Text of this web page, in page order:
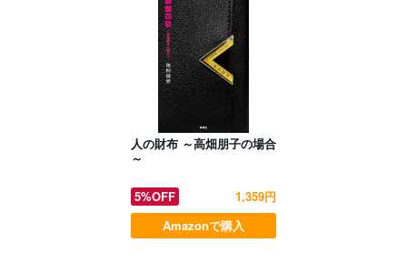
人の財布 ～高畑朋子の場合
～
5%OFF
1,359円
Amazonで購入